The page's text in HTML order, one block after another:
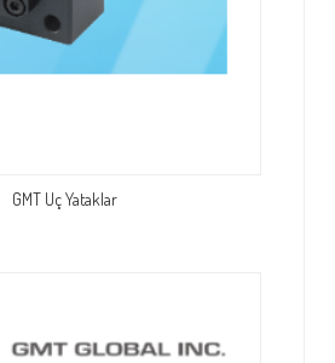
GMT Uç Yataklar